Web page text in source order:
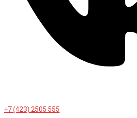
+7 (423) 2505 555